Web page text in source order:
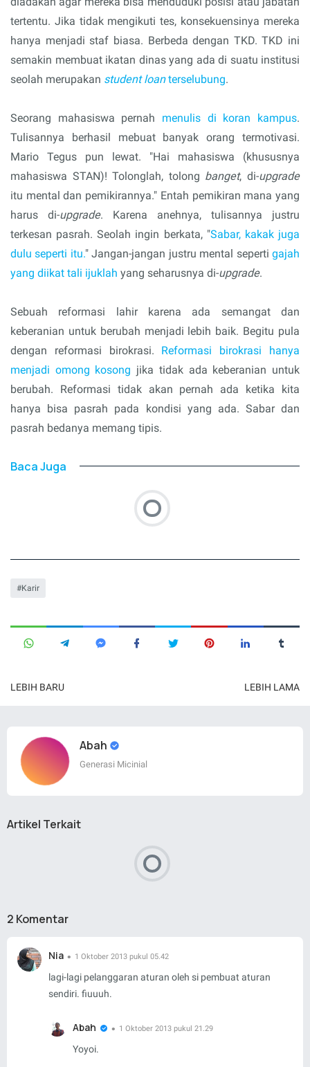
tertentu. Jika tidak mengikuti tes, konsekuensinya mereka
hanya menjadi staf biasa. Berbeda dengan TKD. TKD ini
semakin membuat ikatan dinas yang ada di suatu institusi
seolah merupakan student loanterselubung.
Seorang mahasiswa pernah menulis di koran kampus.
Tulisannya berhasil mebuat banyak orang termotivasi.
Mario Tegus pun lewat. "Hai mahasiswa (khususnya
mahasiswa STAN)! Tolonglah, tolong banget, di-upgrade
itu mental dan pemikirannya." Entah pemikiran mana yang
harus di-upgrade. Karena anehnya, tulisannya justru
terkesan pasrah. Seolah ingin berkata, "Sabar, kakak juga
dulu seperti itu." Jangan-jangan justru mental sepertigajah
yang diikat tali ijuklah yang seharusnya di-upgrade.
Sebuah reformasi lahir karena ada semangat dan
keberanian untuk berubah menjadi lebih baik. Begitu pula
dengan reformasi birokrasi. Reformasi birokrasi hanya
menjadi omong kosong jika tidak ada keberanian untuk
berubah. Reformasi tidak akan pernah ada ketika kita
hanya bisa pasrah pada kondisi yang ada. Sabar dan
pasrah bedanya memang tipis.
Baca Juga
Karir
LEBIH BARU LEBIH LAMA
Abah
Generasi Micinial
Artikel Terkait
2 Komentar
Nia 1 Oktober 2013 pukul 05.42
lagi-lagi pelanggaran aturan oleh si pembuat aturan
sendiri. fiuuuh.
Abah 1 Oktober 2013 pukul 21.29
Yoyoi.